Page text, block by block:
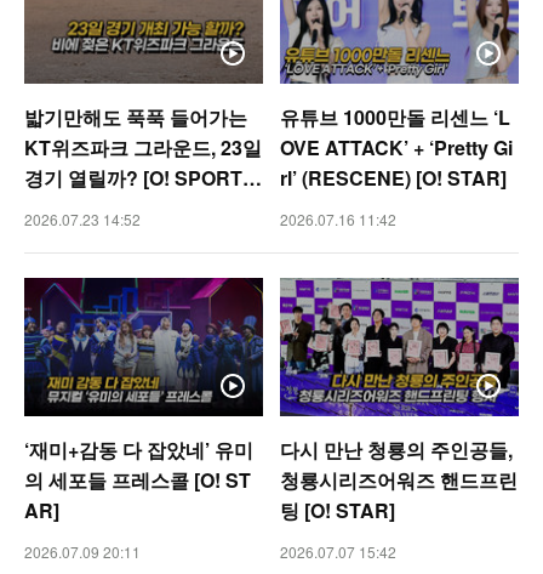
밟기만해도 푹푹 들어가는
KT위즈파크 그라운드, 23일
경기 열릴까? [O! SPORTS
숏폼]
2026.07.23 14:52
유튜브 1000만돌 리센느 ‘L
OVE ATTACK’ + ‘Pretty Gi
rl’ (RESCENE) [O! STAR]
2026.07.16 11:42
‘재미+감동 다 잡았네’ 유미
의 세포들 프레스콜 [O! ST
AR]
2026.07.09 20:11
다시 만난 청룡의 주인공들,
청룡시리즈어워즈 핸드프린
팅 [O! STAR]
2026.07.07 15:42